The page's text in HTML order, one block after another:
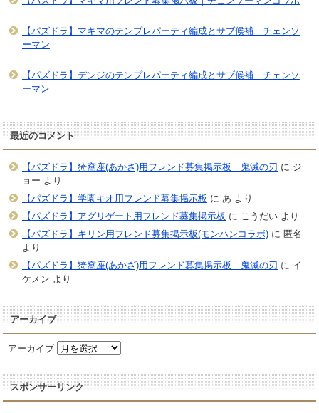
【パズドラ】マキマのテンプレパーティ編成とサブ候補｜チェンソ
ーマン
【パズドラ】デンジのテンプレパーティ編成とサブ候補｜チェンソ
ーマン
最近のコメント
【パズドラ】猗窩座(あかざ)用フレンド募集掲示板｜鬼滅の刃 に ジ
ョー より
【パズドラ】学園キオ用フレンド募集掲示板 に あ より
【パズドラ】アグリゲート用フレンド募集掲示板 に こうだいより
【パズドラ】キリン用フレンド募集掲示板(モンハンコラボ)に 匿名
より
【パズドラ】猗窩座(あかざ)用フレンド募集掲示板｜鬼滅の刃 に イ
ケメン より
アーカイブ
アーカイブ
スポンサーリンク